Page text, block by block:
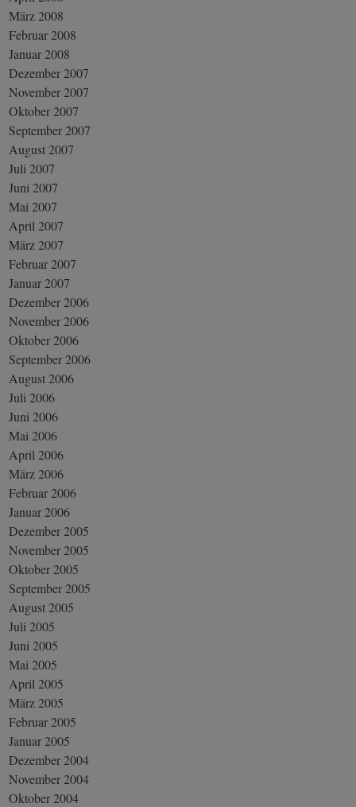
März 2008
Februar 2008
Januar 2008
Dezember 2007
November 2007
Oktober 2007
September 2007
August 2007
Juli 2007
Juni 2007
Mai 2007
April 2007
März 2007
Februar 2007
Januar 2007
Dezember 2006
November 2006
Oktober 2006
September 2006
August 2006
Juli 2006
Juni 2006
Mai 2006
April 2006
März 2006
Februar 2006
Januar 2006
Dezember 2005
November 2005
Oktober 2005
September 2005
August 2005
Juli 2005
Juni 2005
Mai 2005
April 2005
März 2005
Februar 2005
Januar 2005
Dezember 2004
November 2004
Oktober 2004